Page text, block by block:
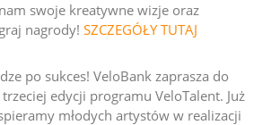
swoje kreatywne wizje oraz
nagrody! SZCZEGÓŁY TUTAJ
po sukces! VeloBank zaprasza do
trzeciej edycji programu VeloTalent. Już
młodych artystów w realizacji